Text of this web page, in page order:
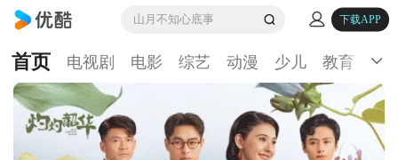
山月不知心底事 下载APP
首页 电视剧 电影 综艺 动漫 少儿 教育 生